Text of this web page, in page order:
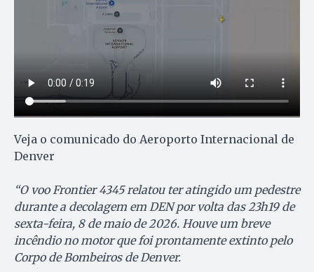
Veja o comunicado do Aeroporto Internacional de
Denver
“O voo Frontier 4345 relatou ter atingido um pedestre
durante a decolagem em DEN por volta das 23h19 de
sexta-feira, 8 de maio de 2026. Houve um breve
incêndio no motor que foi prontamente extinto pelo
Corpo de Bombeiros de Denver.